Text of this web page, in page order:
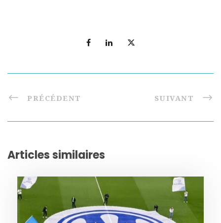
PRÉCÉDENT SUIVANT
Articles similaires